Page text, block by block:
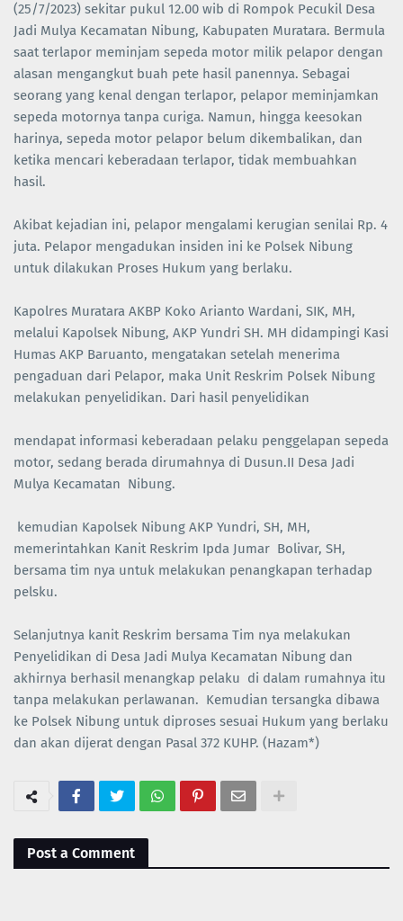
(25/7/2023) sekitar pukul 12.00 wib di Rompok Pecukil Desa
Jadi Mulya Kecamatan Nibung, Kabupaten Muratara. Bermula
saat terlapor meminjam sepeda motor milik pelapor dengan
alasan mengangkut buah pete hasil panennya. Sebagai
seorang yang kenal dengan terlapor, pelapor meminjamkan
sepeda motornya tanpa curiga. Namun, hingga keesokan
harinya, sepeda motor pelapor belum dikembalikan, dan
ketika mencari keberadaan terlapor, tidak membuahkan
hasil.
Akibat kejadian ini, pelapor mengalami kerugian senilai Rp. 4
juta. Pelapor mengadukan insiden ini ke Polsek Nibung
untuk dilakukan Proses Hukum yang berlaku.
Kapolres Muratara AKBP Koko Arianto Wardani, SIK, MH,
melalui Kapolsek Nibung, AKP Yundri SH. MH didampingi Kasi
Humas AKP Baruanto, mengatakan setelah menerima
pengaduan dari Pelapor, maka Unit Reskrim Polsek Nibung
melakukan penyelidikan. Dari hasil penyelidikan
mendapat informasi keberadaan pelaku penggelapan sepeda
motor, sedang berada dirumahnya di Dusun.II Desa Jadi
Mulya Kecamatan Nibung.
kemudian Kapolsek Nibung AKP Yundri, SH, MH,
memerintahkan Kanit Reskrim Ipda Jumar Bolivar, SH,
bersama tim nya untuk melakukan penangkapan terhadap
pelsku.
Selanjutnya kanit Reskrim bersama Tim nya melakukan
Penyelidikan di Desa Jadi Mulya Kecamatan Nibung dan
akhirnya berhasil menangkap pelaku di dalam rumahnya itu
tanpa melakukan perlawanan. Kemudian tersangka dibawa
ke Polsek Nibung untuk diproses sesuai Hukum yang berlaku
dan akan dijerat dengan Pasal 372 KUHP. (Hazam*)
Post a Comment